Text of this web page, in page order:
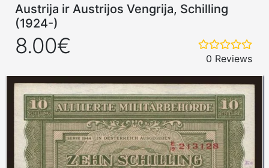
Austrija ir Austrijos Vengrija, Schilling
(1924-)
8.00€
0 Reviews